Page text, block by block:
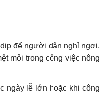
để người dân nghỉ ngơi,
mỏi trong công việc nông
ngày lễ lớn hoặc khi công